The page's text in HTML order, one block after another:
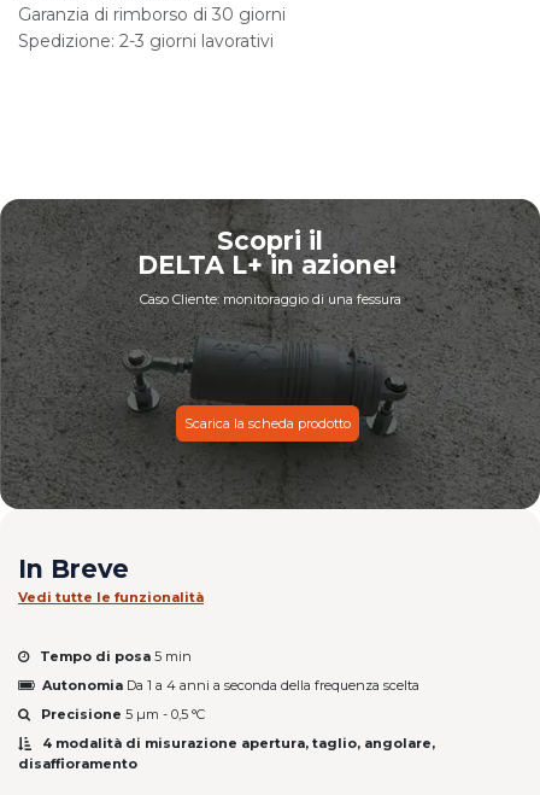
Garanzia di rimborso di 30 giorni
Spedizione: 2-3 giorni lavorativi
Scopri il
DELTA L+ in azione!
Caso Cliente: monitoraggio di una fessura
*
Scarica la scheda prodotto *
In Breve
Vedi tutte le funzionalità
Tempo di posa 5 min
Autonomia Da 1 a 4 anni a seconda della frequenza scelta
Precisione 5 µm - 0,5 °C
4 modalità di misurazione apertura, taglio, angolare,
disaffioramento